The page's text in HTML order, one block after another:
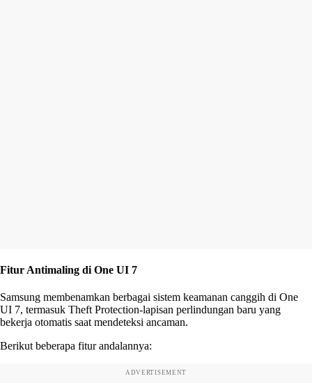
Fitur Antimaling di One UI 7
Samsung membenamkan berbagai sistem keamanan canggih di One
UI 7, termasuk Theft Protection-lapisan perlindungan baru yang
bekerja otomatis saat mendeteksi ancaman.
Berikut beberapa fitur andalannya:
ADVERTISEMENT